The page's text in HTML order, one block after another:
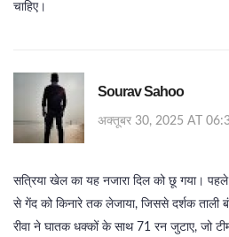
चाहिए।
Sourav Sahoo
अक्तूबर 30, 2025 AT
सत्रिया खेल का यह नजारा दिल को छू गया। पहले
से गेंद को किनारे तक लेजाया, जिससे दर्शक ताली
रीवा ने घातक धक्कों के साथ 71 रन जुटाए, जो